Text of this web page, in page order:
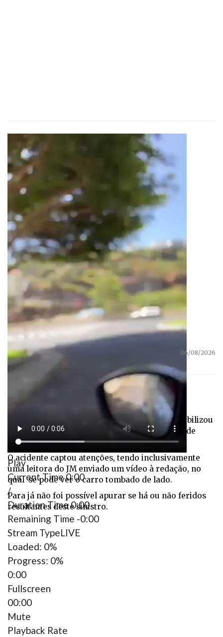
Play
Current Time0:00
/
Duration Time0:00
Remaining Time -0:00
Stream TypeLIVE
Loaded: 0%
Progress: 0%
0:00
Fullscreen
00:00
Mute
Playback Rate
06/08/2026
Um capotamento, próximo ao aquaparque, mobilizou
ao início desta tarde os Bombeiros Sapadores de
Santa Cruz.
O acidente captou atenções, tendo inclusivamente
uma leitora do JM enviado um vídeo à redação, no
qual se pode ver o carro tombado de lado.
Para já não foi possível apurar se há ou não feridos
resultantes deste sinistro.